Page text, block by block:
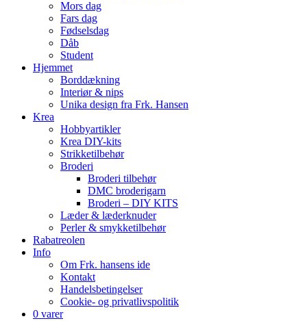
Mors dag
Fars dag
Fødselsdag
Dåb
Student
Hjemmet
Borddækning
Interiør & nips
Unika design fra Frk. Hansen
Krea
Hobbyartikler
Krea DIY-kits
Strikketilbehør
Broderi
Broderi tilbehør
DMC broderigarn
Broderi – DIY KITS
Læder & læderknuder
Perler & smykketilbehør
Rabatreolen
Info
Om Frk. hansens ide
Kontakt
Handelsbetingelser
Cookie- og privatlivspolitik
0 varer